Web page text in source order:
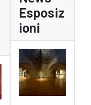
Esposiz
ioni